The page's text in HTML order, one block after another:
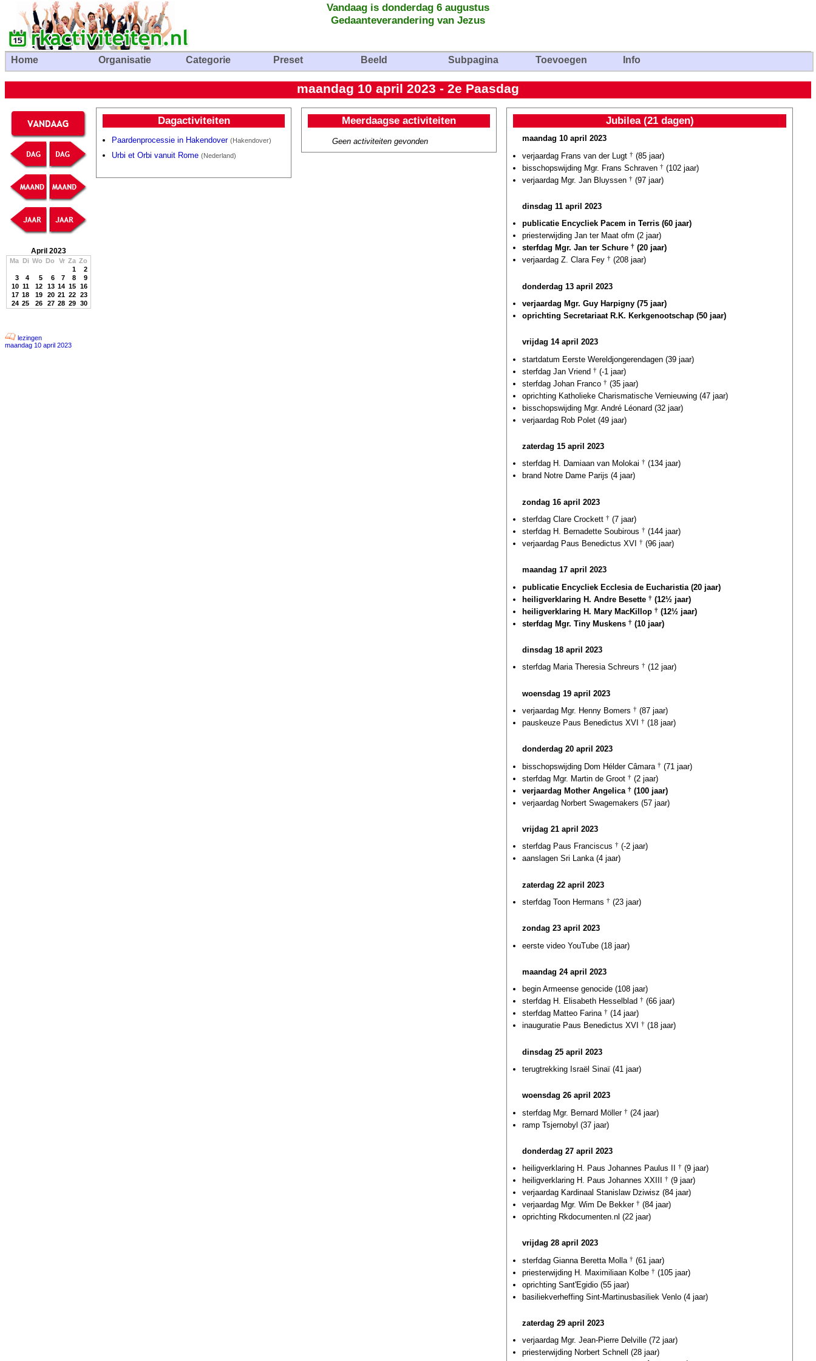
Vandaag is donderdag 6 augustus
Gedaanteverandering van Jezus
Home Organisatie Categorie Preset Beeld Subpagina Toevoegen Info
maandag 10 april 2023 - 2e Paasdag
April 2023
Ma Di Wo Do Vr Za Zo
1
2
3
4 5 6 7 8
9
10 11 12 13 14 15 16
17 18 19 20 21 22 23
24 25 26 27 28 29 30
lezingen
maandag 10 april 2023
Dagactiviteiten
Paardenprocessie in Hakendover (Hakendover)
Urbi et Orbi vanuit Rome (Nederland)
Meerdaagse activiteiten
Geen activiteiten gevonden
Jubilea (21 dagen)
maandag 10 april 2023
verjaardag Frans van der Lugt † (85 jaar)
bisschopswijding Mgr. Frans Schraven † (102 jaar)
verjaardag Mgr. Jan Bluyssen † (97 jaar)
dinsdag 11 april 2023
publicatie Encycliek Pacem in Terris (60 jaar)
priesterwijding Jan ter Maat ofm (2 jaar)
sterfdag Mgr. Jan ter Schure † (20 jaar)
verjaardag Z. Clara Fey † (208 jaar)
donderdag 13 april 2023
verjaardag Mgr. Guy Harpigny (75 jaar)
oprichting Secretariaat R.K. Kerkgenootschap (50 jaar)
vrijdag 14 april 2023
startdatum Eerste Wereldjongerendagen (39 jaar)
sterfdag Jan Vriend † (-1 jaar)
sterfdag Johan Franco † (35 jaar)
oprichting Katholieke Charismatische Vernieuwing (47 jaar)
bisschopswijding Mgr. André Léonard (32 jaar)
verjaardag Rob Polet (49 jaar)
zaterdag 15 april 2023
sterfdag H. Damiaan van Molokai † (134 jaar)
brand Notre Dame Parijs (4 jaar)
zondag 16 april 2023
sterfdag Clare Crockett † (7 jaar)
sterfdag H. Bernadette Soubirous † (144 jaar)
verjaardag Paus Benedictus XVI
† (96 jaar)
maandag 17 april 2023
publicatie Encycliek Ecclesia de Eucharistia (20 jaar)
heiligverklaring H. Andre Besette † (12½ jaar)
heiligverklaring H. Mary MacKillop † (12½ jaar)
sterfdag Mgr. Tiny Muskens † (10 jaar)
dinsdag 18 april 2023
sterfdag Maria Theresia Schreurs † (12 jaar)
woensdag 19 april 2023
verjaardag Mgr. Henny Bomers † (87 jaar)
pauskeuze Paus Benedictus XVI
† (18 jaar)
donderdag 20 april 2023
bisschopswijding Dom Hélder Câmara † (71 jaar)
sterfdag Mgr. Martin de Groot † (2 jaar)
verjaardag Mother Angelica † (100 jaar)
verjaardag Norbert Swagemakers (57 jaar)
vrijdag 21 april 2023
sterfdag Paus Franciscus † (-2 jaar)
aanslagen Sri Lanka (4 jaar)
zaterdag 22 april 2023
sterfdag Toon Hermans † (23 jaar)
zondag 23 april 2023
eerste video YouTube (18 jaar)
maandag 24 april 2023
begin Armeense genocide (108 jaar)
sterfdag H. Elisabeth Hesselblad † (66 jaar)
sterfdag Matteo Farina † (14 jaar)
inauguratie Paus Benedictus XVI
† (18 jaar)
dinsdag 25 april 2023
terugtrekking Israël Sinaï (41 jaar)
woensdag 26 april 2023
sterfdag Mgr. Bernard Möller † (24 jaar)
ramp Tsjernobyl (37 jaar)
donderdag 27 april 2023
heiligverklaring H. Paus Johannes Paulus II
† (9 jaar)
heiligverklaring H. Paus Johannes XXIII
† (9 jaar)
verjaardag Kardinaal Stanislaw Dziwisz (84 jaar)
verjaardag Mgr. Wim De Bekker † (84 jaar)
oprichting Rkdocumenten.nl (22 jaar)
vrijdag 28 april 2023
sterfdag Gianna Beretta Molla † (61 jaar)
priesterwijding H. Maximiliaan Kolbe † (105 jaar)
oprichting Sant'Egidio (55 jaar)
basiliekverheffing Sint-Martinusbasiliek Venlo (4 jaar)
zaterdag 29 april 2023
verjaardag Mgr. Jean-Pierre Delville (72 jaar)
priesterwijding Norbert Schnell (28 jaar)